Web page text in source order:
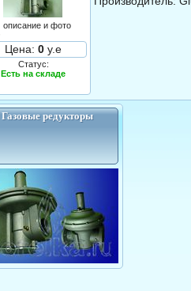
описание и фото
Цена: 0 у.е
Статус:
Есть на складе
Газовые редукторы